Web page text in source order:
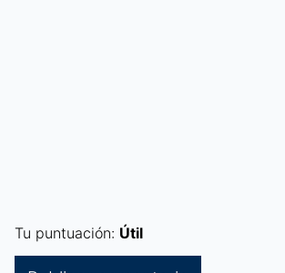
Tu puntuación: Útil